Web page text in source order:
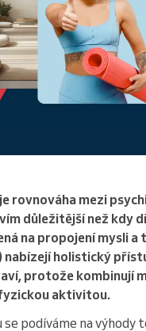
rovnováha mezi
důležitější než kdy
na propojení mysli a
nabízejí holistický
protože kombinují
aktivitou.
podíváme na výhody